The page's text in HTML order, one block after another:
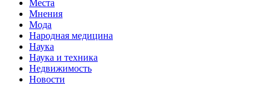
Места
Мнения
Мода
Народная медицина
Наука
Наука и техника
Недвижимость
Новости